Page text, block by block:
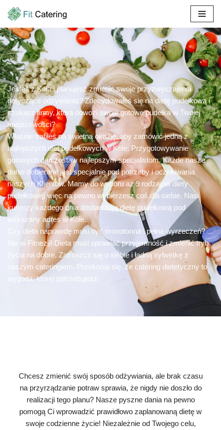
Przejdź
do
treści
Jesteś z Koła i planujesz zmienić swoje przyzwyczajenia
dotyczące odżywiania? Zdecydowałeś się na dietę pudełkową i
szukasz firmy, która dowozi swoje gotowe pudełka w Twojej
miejscowości?
Właśnie trafiłeś na świetną okazję, aby zamówić jedną z
najlepszych diet pudełkowych w Kole. Przygotowywanie
gotowych dań zostaw najlepszym specjalistom. Każde nasze
danie dobierane jest specjalnie pod potrzeby i oczekiwania
naszych Klientów. Mamy do wyboru aż 9 rodzajów diety
pudełkowej, więc na pewno wybierzesz coś dla siebie. Nasi
kurierzy każdego dnia dostarczają dietę pudełkową pod
wskazany adres w Kole.
Czy dieta naprawdę musi być monotonna i pełna wyrzeczeń?
Nie w Fitnezji! Dieta musi sprawiać przyjemność i zmienić tryb
życia na dobre. Zatroszcz się o siebie i ładną sylwetkę z
naszym cateringiem. Przekonaj się, że catering dietetyczny to
wygoda, której potrzebujesz.
Chcesz zmienić swój sposób odżywiania, ale brak czasu
na przyrządzanie potraw sprawia, że nigdy nie doszło do
realizacji tego planu? Nasze pyszne dania na pewno
pomogą Ci wprowadzić prawidłowo zaplanowaną dietę w
swoje codzienne życie! Niezależnie od Twojego celu,